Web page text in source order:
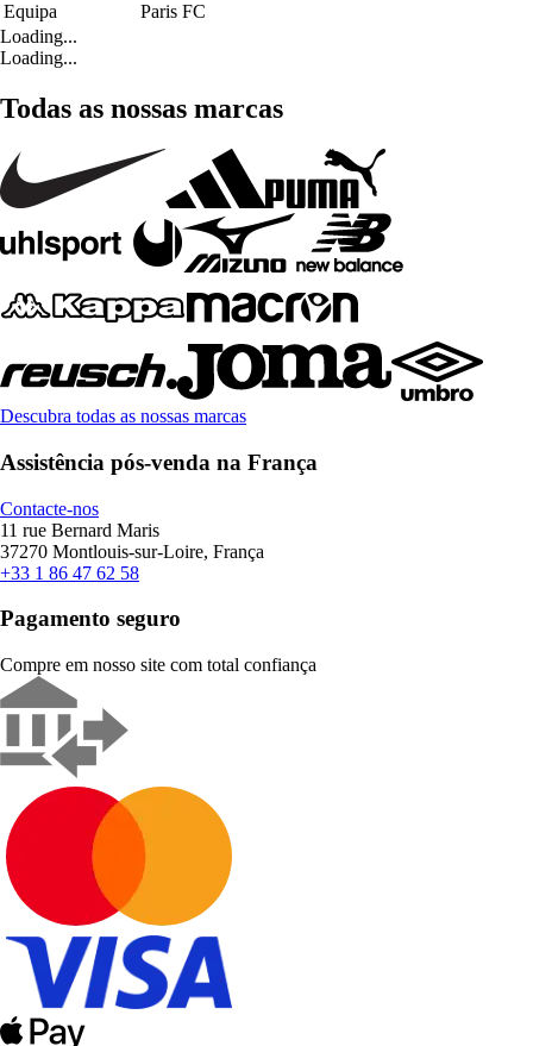
Equipa
Paris FC
Loading...
Loading...
Todas as nossas marcas
Descubra todas as nossas marcas
Assistência pós-venda na França
Contacte-nos
11 rue Bernard Maris
37270 Montlouis-sur-Loire, França
+33 1 86 47 62 58
Pagamento seguro
Compre em nosso site com total confiança